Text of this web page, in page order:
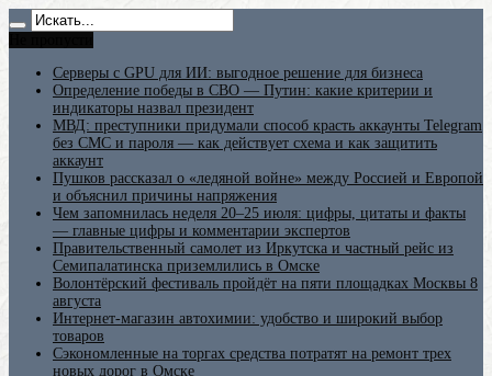
Серверы с GPU для ИИ: выгодное решение для бизнеса
Определение победы в СВО — Путин: какие критерии и
индикаторы назвал президент
МВД: преступники придумали способ красть аккаунты Telegram
без СМС и пароля — как действует схема и как защитить
аккаунт
Пушков рассказал о «ледяной войне» между Россией и Европой
и объяснил причины напряжения
Чем запомнилась неделя 20–25 июля: цифры, цитаты и факты
— главные цифры и комментарии экспертов
Правительственный самолет из Иркутска и частный рейс из
Семипалатинска приземлились в Омске
Волонтёрский фестиваль пройдёт на пяти площадках Москвы 8
августа
Интернет-магазин автохимии: удобство и широкий выбор
товаров
Сэкономленные на торгах средства потратят на ремонт трех
новых дорог в Омске